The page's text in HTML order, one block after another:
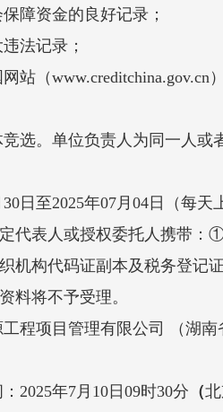
障资金的良好记录；
法记录；
站（www.creditchina.gov.cn
选。单位负责人为同一人
30日至2025年07月04日
（每
代表人或授权委托人携带：
机构代码证副本及税务登
料将不予受理。
程项目管理有限公司
（湖
2025年7月 10日09时30分 （